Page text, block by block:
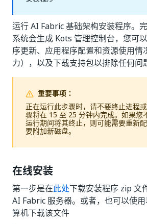
运行 AI Fabric 基础架构安装程序。
系统会生成 Kots 管理控制台，您可
序更新、应用程序配置和资源使用情
力），以及下载支持包以排除任何问
重要事项：
正在运行此步骤时，请不要终止进程
骤将在 15 至 25 分钟内完成。如果您
运行期间将其终止，则可能需要重新
要附加新磁盘。
在线安装
第一步是在此处下载安装程序 zip 文
AI Fabric 服务器。或者，也可以使
算机下载该文件